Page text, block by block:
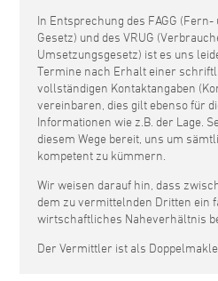
In Entsprechung des FAGG
Gesetz) und des VRUG
Umsetzungsgesetz) ist es uns
Termine nach Erhalt einer
vollständigen Kontaktangaben
vereinbaren, dies gilt ebenso für
Informationen wie z.B. der Lage.
diesem Wege bereit, uns um
kompetent zu kümmern.
Wir weisen darauf hin, dass
dem zu vermittelnden Dritten ein
wirtschaftliches Naheverhältnis
Der Vermittler ist als